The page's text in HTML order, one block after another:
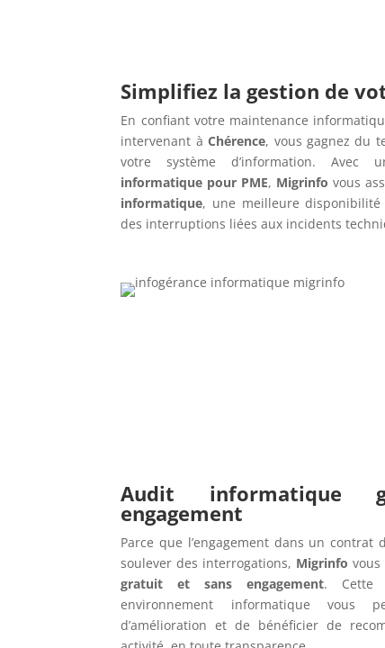
Simplifiez la gestion de
En confiant votre maintenance
intervenant àChérence, vous gagnez du
votre système d’information. Avec
informatique pour PME, Migrinfo vous
informatique, une meilleure
des interruptions liées aux incidents
Audit informatique
engagement
Parce que l’engagement dans un contrat
soulever des interrogations, Migrinfo vous
gratuit et sans engagement. Cette
environnement informatique vous
d’amélioration et de bénéficier de